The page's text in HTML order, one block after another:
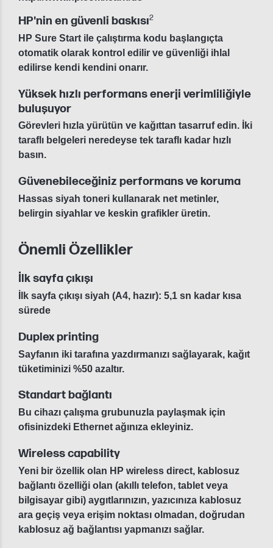
HP'nin en güvenli baskısı2
HP Sure Start ile çalıştırma kodu başlangıçta
otomatik olarak kontrol edilir ve güvenliği ihlal
edilirse kendi kendini onarır.
Yüksek hızlı performans enerji verimliliğiyle
buluşuyor
Görevleri hızla yürütün ve kağıttan tasarruf edin. İki
taraflı belgeleri neredeyse tek taraflı kadar hızlı
basın.
Güvenebileceğiniz performans ve koruma
Hassas siyah toneri kullanarak net metinler,
belirgin siyahlar ve keskin grafikler üretin.
Önemli Özellikler
İlk sayfa çıkışı
İlk sayfa çıkışı siyah (A4, hazır): 5,1 sn kadar kısa
sürede
Duplex printing
Sayfanın iki tarafına yazdırmanızı sağlayarak, kağıt
tüketiminizi %50 azaltır.
Standart bağlantı
Bu cihazı çalışma grubunuzla paylaşmak için
ofisinizdeki Ethernet ağınıza ekleyiniz.
Wireless capability
Yeni bir özellik olan HP wireless direct, kablosuz
bağlantı özelliği olan (akıllı telefon, tablet veya
bilgisayar gibi) aygıtlarınızın, yazıcınıza kablosuz
ara geçiş veya erişim noktası olmadan, doğrudan
kablosuz ağ bağlantısı yapmanızı sağlar.